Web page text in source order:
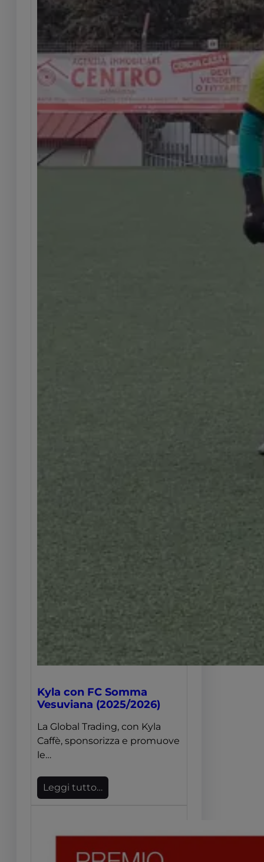
Kyla con FC Somma
Vesuviana (2025/2026)
La Global Trading, con Kyla
Caffè, sponsorizza e promuove
le…
Leggi tutto…